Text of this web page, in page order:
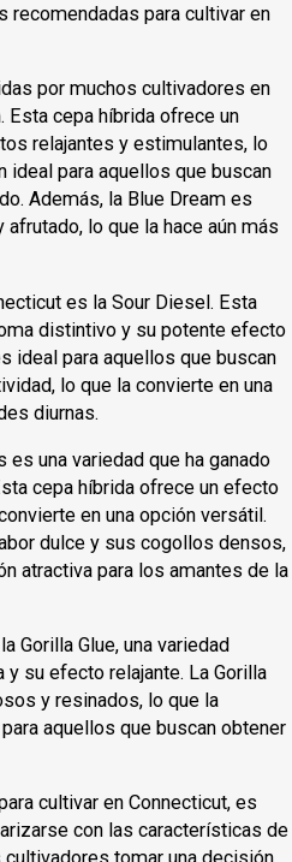
recomendadas para cultivar en
por muchos cultivadores en
Esta cepa híbrida ofrece un
relajantes y estimulantes, lo
ideal para aquellos que buscan
Además, la Blue Dream es
lo que la hace aún más
es la Sour Diesel. Esta
distintivo y su potente efecto
ideal para aquellos que buscan
lo que la convierte en una
diurnas.
es una variedad que ha ganado
cepa híbrida ofrece un efecto
en una opción versátil.
dulce y sus cogollos densos,
atractiva para los amantes de la
Gorilla Glue, una variedad
su efecto relajante. La Gorilla
y resinados, lo que la
aquellos que buscan obtener
cultivar en Connecticut, es
con las características de